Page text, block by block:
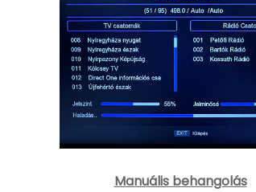
Manuális behangolás